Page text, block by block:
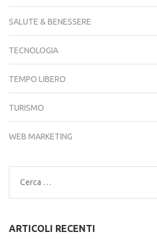
SALUTE & BENESSERE
TECNOLOGIA
TEMPO LIBERO
TURISMO
WEB MARKETING
Ricerca
per:
ARTICOLI RECENTI